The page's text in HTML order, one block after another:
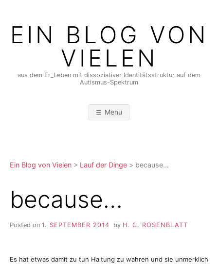
contentEIN BLOG VON
VIELEN
aus dem Er_Leben mit dissoziativer Identitätsstruktur auf dem
Autismus-Spektrum
Menu
Ein Blog von Vielen > Lauf der Dinge > because…
because…
Posted on 1. SEPTEMBER 2014 by H. C. ROSENBLATT
Es hat etwas damit zu tun Haltung zu wahren und sie unmerklich